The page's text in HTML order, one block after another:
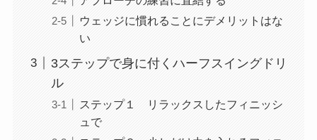
ウェッジに慣れることにデメリットはな
い
3ステップで身に付くハーフスイングドリ
ル
ステップ１ リラックスしたフィニッシ
ュで